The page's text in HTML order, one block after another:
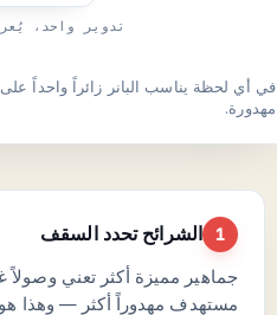
تدوير واحد،
في أي لحظة يناسب البانر زائراً واحداً
مهدورة.
1 الشرائح تحدد السقف
جماهير مميزة أكثر تعني وصولاً
مستهدف مهدوراً أكثر — وهذا